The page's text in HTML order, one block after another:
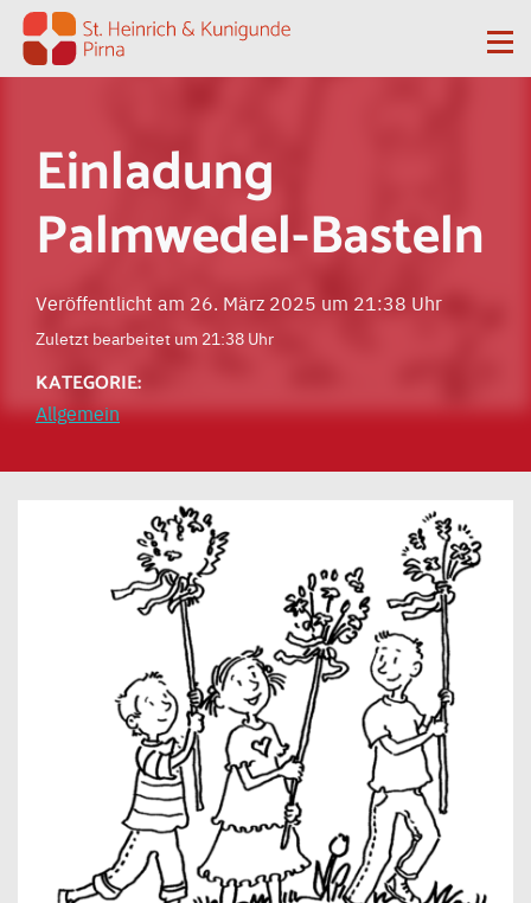
Zum Inhalt springen
Einladung
Palmwedel-Basteln
Veröffentlicht am 26. März 2025 um 21:38 Uhr
Zuletzt bearbeitet um 21:38 Uhr
KATEGORIE:
Allgemein